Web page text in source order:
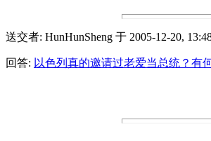
送交者: HunHunSheng 于 2005-12-20,
回答: 以色列真的邀请过老爱当总统？有